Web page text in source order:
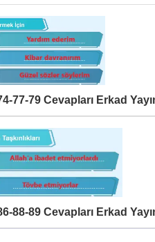
77-79 Cevapları Erkad
88-89 Cevapları Erkad